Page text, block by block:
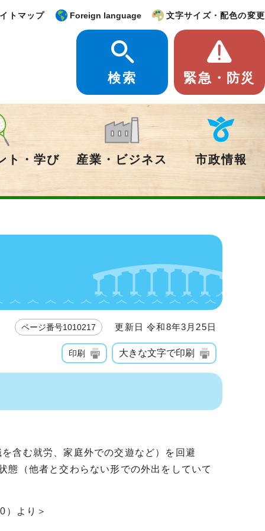
トマップ Foreign language 文字サイズ・配色の変更
検索 緊急・防災
ト・学び 産業・ビジネス 市政情報
ページ番号1010217 更新日 令和8年3月25日
印刷 大きな文字で印刷
含む就労、家庭外での交遊など）を回避
態（他者と交わらない形での外出をしていて
）より＞